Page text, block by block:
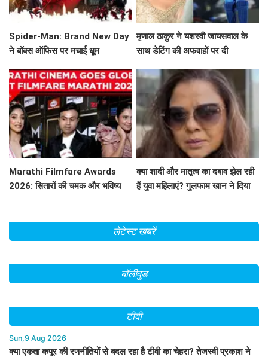
Spider-Man: Brand New Day
ने बॉक्स ऑफिस पर मचाई धूम
मृणाल ठाकुर ने यशस्वी जायसवाल के
साथ डेटिंग की अफवाहों पर दी
Marathi Filmfare Awards
2026: सितारों की चमक और भविष्य
क्या शादी और मातृत्व का दबाव झेल रही
हैं युवा महिलाएं? गुलफाम खान ने दिया
लेटेस्ट खबरें
बॉलीवुड
टीवी
Sun,9 Aug 2026
क्या एकता कपूर की रणनीतियों से बदल रहा है टीवी का चेहरा? तेजस्वी प्रकाश ने